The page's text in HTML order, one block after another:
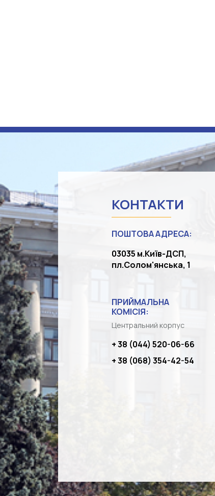
КОНТАКТИ
ПОШТОВА АДРЕСА:
03035 м.Київ-ДСП,
пл.Солом'янська, 1
ПРИЙМАЛЬНА
КОМІСІЯ:
Центральний корпус
+ 38 (044) 520-06-66
+ 38 (068) 354-42-54